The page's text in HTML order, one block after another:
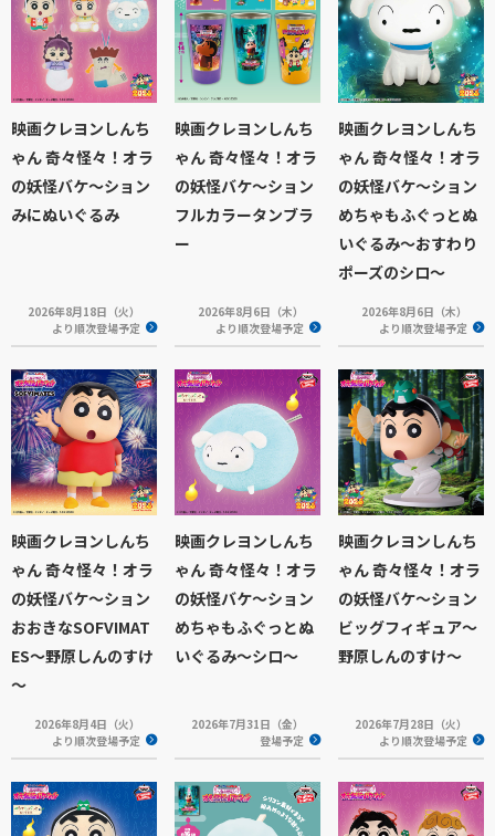
映画クレヨンしんち
ゃん 奇々怪々！オラ
の妖怪バケ～ション
みにぬいぐるみ
2026年8月18日（火）
より順次登場予定
映画クレヨンしんち
ゃん 奇々怪々！オラ
の妖怪バケ～ション
フルカラータンブラ
ー
2026年8月6日（木）
より順次登場予定
映画クレヨンしんち
ゃん 奇々怪々！オラ
の妖怪バケ～ション
めちゃもふぐっとぬ
いぐるみ～おすわり
ポーズのシロ～
2026年8月6日（木）
より順次登場予定
映画クレヨンしんち
ゃん 奇々怪々！オラ
の妖怪バケ～ション
おおきなSOFVIMAT
ES～野原しんのすけ
～
2026年8月4日（火）
より順次登場予定
映画クレヨンしんち
ゃん 奇々怪々！オラ
の妖怪バケ～ション
めちゃもふぐっとぬ
いぐるみ～シロ～
2026年7月31日（金）
登場予定
映画クレヨンしんち
ゃん 奇々怪々！オラ
の妖怪バケ～ション
ビッグフィギュア～
野原しんのすけ～
2026年7月28日（火）
より順次登場予定